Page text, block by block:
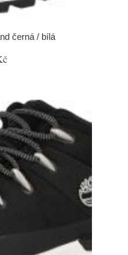
černá / bílá